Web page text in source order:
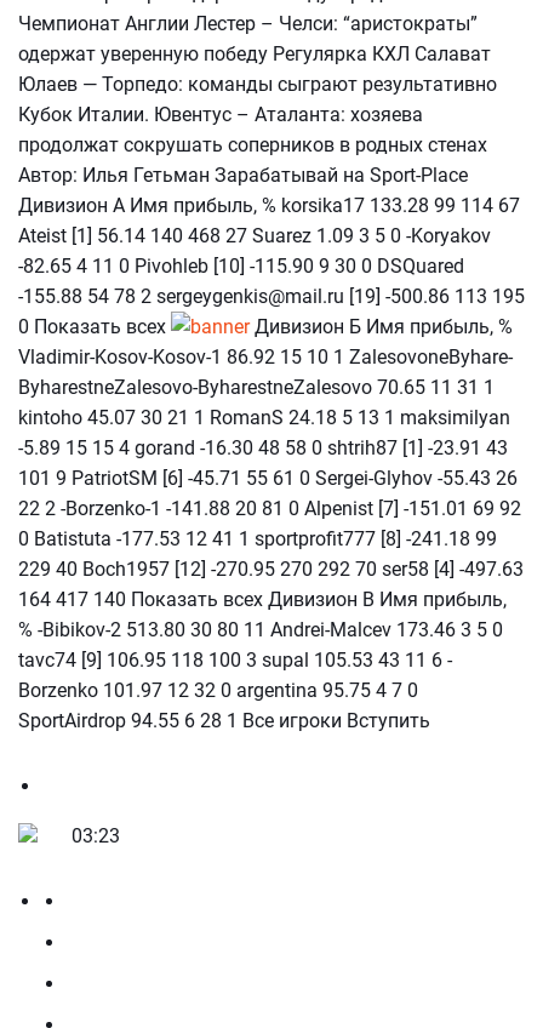
Чемпионат Англии Лестер – Челси: “аристократы”
одержат уверенную победу Регулярка КХЛ Салават
Юлаев — Торпедо: команды сыграют результативно
Кубок Италии. Ювентус – Аталанта: хозяева
продолжат сокрушать соперников в родных стенах
Автор: Илья Гетьман Зарабатывай на Sport-Place
Дивизион А Имя прибыль, % korsika17 133.28 99 114 67
Ateist [1] 56.14 140 468 27 Suarez 1.09 3 5 0 -Koryakov
-82.65 4 11 0 Pivohleb [10] -115.90 9 30 0 DSQuared
-155.88 54 78 2 sergeygenkis@mail.ru [19] -500.86 113 195
0 Показать всех
Дивизион Б Имя прибыль, %
Vladimir-Kosov-Kosov-1 86.92 15 10 1 ZalesovoneByhare-
ByharestneZalesovo-ByharestneZalesovo 70.65 11 31 1
kintoho 45.07 30 21 1 RomanS 24.18 5 13 1 maksimilyan
-5.89 15 15 4 gorand -16.30 48 58 0 shtrih87 [1] -23.91 43
101 9 PatriotSM [6] -45.71 55 61 0 Sergei-Glyhov -55.43 26
22 2 -Borzenko-1 -141.88 20 81 0 Alpenist [7] -151.01 69 92
0 Batistuta -177.53 12 41 1 sportprofit777 [8] -241.18 99
229 40 Boch1957 [12] -270.95 270 292 70 ser58 [4] -497.63
164 417 140 Показать всех Дивизион В Имя прибыль,
% -Bibikov-2 513.80 30 80 11 Andrei-Malcev 173.46 3 5 0
tavc74 [9] 106.95 118 100 3 supal 105.53 43 11 6 -
Borzenko 101.97 12 32 0 argentina 95.75 4 7 0
SportAirdrop 94.55 6 28 1 Все игроки Вступить
03:23